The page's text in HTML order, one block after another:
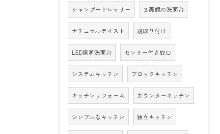
シャンプードレッサー ３面鏡の洗面台
ナチュラルテイスト 鏡取り付け
LED照明洗面台 センサー付き蛇口
システムキッチン ブロックキッチン
キッチンリフォーム カウンターキッチン
シンプルなキッチン 独立キッチン